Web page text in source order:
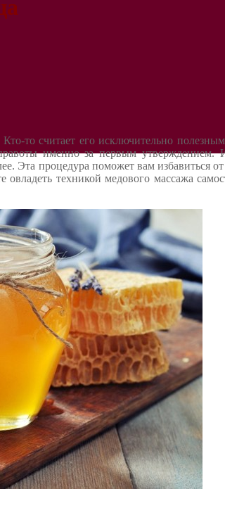
то считает его исключительно
именно за первым
Эта процедура поможет вам избавиться
техникой медового массажа